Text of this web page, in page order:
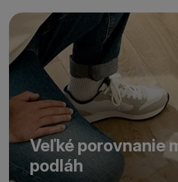
Veľké porovnanie
podláh